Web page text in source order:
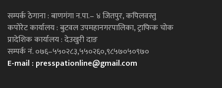
सम्पर्क ठेगाना : बाणगंगा न.पा.– ४ जितपुर, कपिलवस्तु
कपोरेट कार्यालय : बुटवल उपमहानगरपालिका, ट्राफिक चोक
प्रादेशिक कार्यालय : देउखुरी दाङ
सम्पर्क नं. ०७६–५५०२८३,५५०२६०,९८५७०५०९७०
E-mail : presspationline@gmail.com